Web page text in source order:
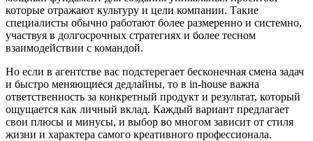
которые отражают культуру и цели компании. Такие
специалисты обычно работают более размеренно и системно,
участвуя в долгосрочных стратегиях и более тесном
взаимодействии с командой.
Но если в агентстве вас подстерегает бесконечная смена задач
и быстро меняющиеся дедлайны, то в in-house важна
ответственность за конкретный продукт и результат, который
ощущается как личный вклад. Каждый вариант предлагает
свои плюсы и минусы, и выбор во многом зависит от стиля
жизни и характера самого креативного профессионала.